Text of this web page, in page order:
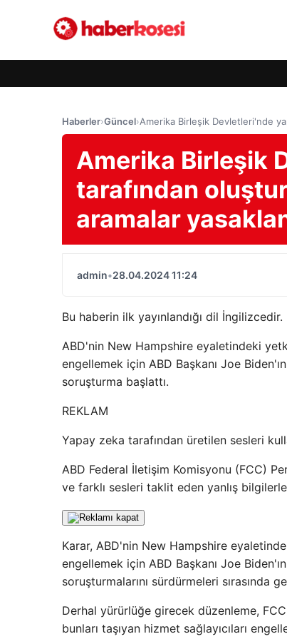
Haberler›Güncel›Amerika Birleşik Devletleri'nde
Amerika Birleşik
tarafından
aramalar
admin•28.04.2024 11:24
Bu haberin ilk yayınlandığı dil İngilizcedir.
ABD'nin New Hampshire eyaletindeki
engellemek için ABD Başkanı Joe
soruşturma başlattı.
REKLAM
Yapay zeka tarafından üretilen sesleri
ABD Federal İletişim Komisyonu (FCC)
ve farklı sesleri taklit eden yanlış
Karar, ABD'nin New Hampshire
engellemek için ABD Başkanı Joe
soruşturmalarını sürdürmeleri sırasında
Derhal yürürlüğe girecek düzenleme,
bunları taşıyan hizmet sağlayıcıları